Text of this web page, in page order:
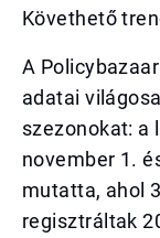
Követhető
A
adatai
szezonokat: a
november 1.
mutatta, ahol
regisztráltak